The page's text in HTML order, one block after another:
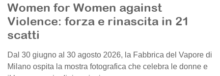
Women for Women against
Violence: forza e rinascita in 21
scatti
Dal 30 giugno al 30 agosto 2026, la Fabbrica del Vapore di
Milano ospita la mostra fotografica che celebra le donne e